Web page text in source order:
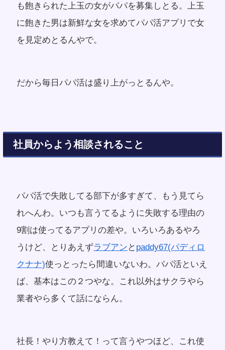
も飽きられた上玉の女がパパを募集しとる。上玉
に飽きた男は新鮮な女を求めてパパ活アプリで女
を見定めとるんやで。
だから毎日パパ活は盛り上がっとるんや。
社員からよう相談されること
パパ活で失敗してる部下が多すぎて、もう見てら
れへんわ。いつも言うてるように失敗する理由の
9割は使ってるアプリの差や。いろいろあるやろ
うけど、とりあえずラブアン と paddy67(パディロ
クナナ)使っとったら間違いないわ。パパ活といえ
ば、基本はこの２つやな。これ以外はサクラやら
業者やら多くて話にならん。
社長！やり方教えて！って言うやつほど、これ使